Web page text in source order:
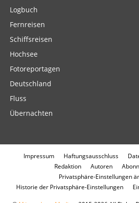
Logbuch
Fernreisen
Schiffsreisen
Hochsee
Fotoreportagen
Deutschland
Fluss
Übernachten
Impressum Haftungsausschluss
Redaktion
Autoren
Privatsphäre-Einstellungen
Historie der Privatsphäre-Einstellungen